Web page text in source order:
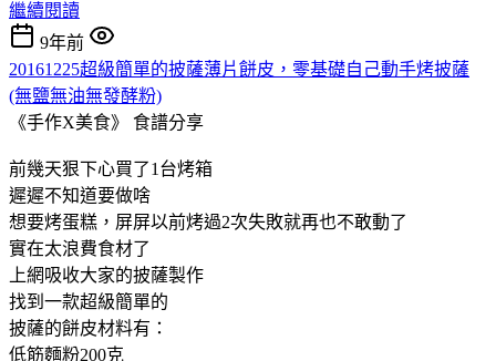
繼續閱讀
9年前
20161225超級簡單的披薩薄片餅皮，零基礎自己動手烤披薩
(無鹽無油無發酵粉)
《手作X美食》 食譜分享
前幾天狠下心買了1台烤箱
遲遲不知道要做啥
想要烤蛋糕，屏屏以前烤過2次失敗就再也不敢動了
實在太浪費食材了
上網吸收大家的披薩製作
找到一款超級簡單的
披薩的餅皮材料有：
低筋麵粉200克